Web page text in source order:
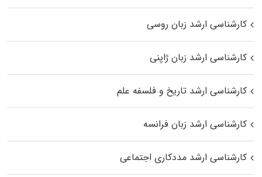
کارشناسی ارشد زبان روسی
کارشناسی ارشد زبان ژاپنی
کارشناسی ارشد تاریخ و فلسفه علم
کارشناسی ارشد زبان فرانسه
کارشناسی ارشد مددکاری اجتماعی